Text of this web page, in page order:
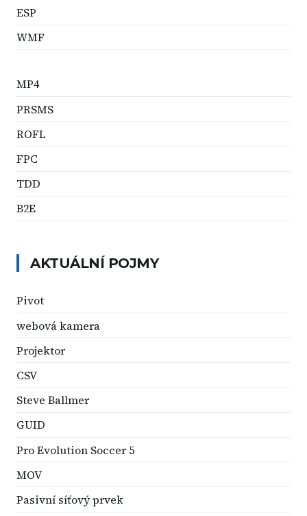
ESP
WMF
MP4
PRSMS
ROFL
FPC
TDD
B2E
AKTUÁLNÍ POJMY
Pivot
webová kamera
Projektor
CSV
Steve Ballmer
GUID
Pro Evolution Soccer 5
MOV
Pasivní síťový prvek